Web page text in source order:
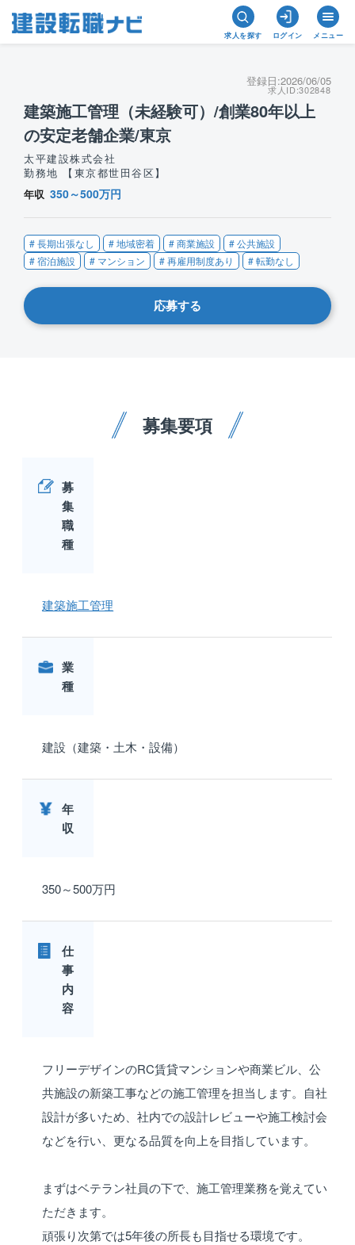
求人を探す ログイン メニュー
登録日:2026/06/05
求人ID:302848
建築施工管理（未経験可）/創業80年以上
の安定老舗企業/東京
太平建設株式会社
勤務地 【東京都世田谷区】
年収 350～500万円
# 長期出張なし # 地域密着 # 商業施設
# 公共施設
# 宿泊施設
# マンション # 再雇用制度あり # 転勤なし
応募する
募集要項
募
集
職
種
建築施工管理
業
種
建設（建築・土木・設備）
年
収
350～500万円
仕
事
内
容
フリーデザインのRC賃貸マンションや商業ビル、公
共施設の新築工事などの施工管理を担当します。自社
設計が多いため、社内での設計レビューや施工検討会
などを行い、更なる品質を向上を目指しています。
まずはベテラン社員の下で、施工管理業務を覚えてい
ただきます。
頑張り次第では5年後の所長も目指せる環境です。